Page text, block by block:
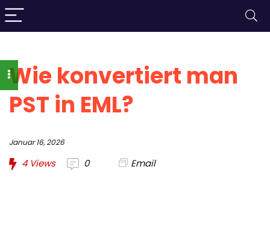
Wie konvertiert man
PST in EML?
Januar 16, 2026
4Views 0 Email